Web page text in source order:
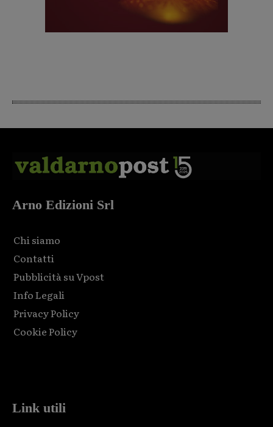
Arno Edizioni Srl
Chi siamo
Contatti
Pubblicità su Vpost
Info Legali
Privacy Policy
Cookie Policy
Link utili